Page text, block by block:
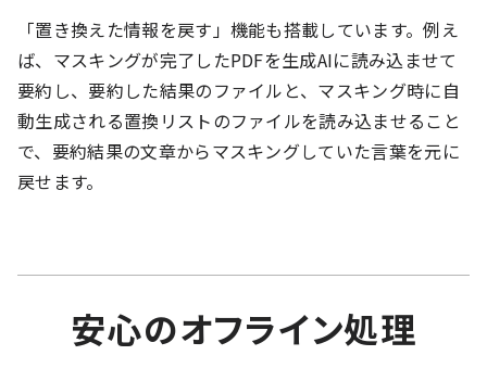
「置き換えた情報を戻す」機能も搭載しています。例え
ば、マスキングが完了したPDFを生成AIに読み込ませて
要約し、要約した結果のファイルと、マスキング時に自
動生成される置換リストのファイルを読み込ませること
で、要約結果の文章からマスキングしていた言葉を元に
戻せます。
安心のオフライン処理